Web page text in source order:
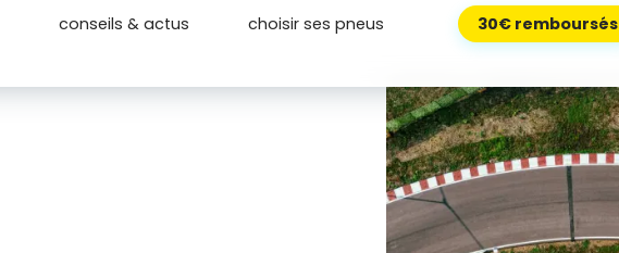
conseils & actus choisir ses pneus 30€ remboursés